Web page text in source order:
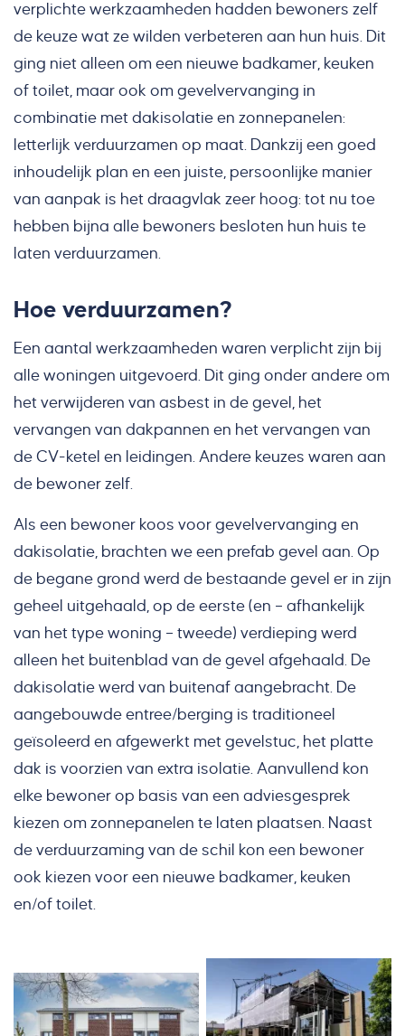
verplichte werkzaamheden hadden bewoners zelf
de keuze wat ze wilden verbeteren aan hun huis. Dit
ging niet alleen om een nieuwe badkamer, keuken
of toilet, maar ook om gevelvervanging in
combinatie met dakisolatie en zonnepanelen:
letterlijk verduurzamen op maat. Dankzij een goed
inhoudelijk plan en een juiste, persoonlijke manier
van aanpak is het draagvlak zeer hoog: tot nu toe
hebben bijna alle bewoners besloten hun huis te
laten verduurzamen.
Hoe verduurzamen?
Een aantal werkzaamheden waren verplicht zijn bij
alle woningen uitgevoerd. Dit ging onder andere om
het verwijderen van asbest in de gevel, het
vervangen van dakpannen en het vervangen van
de CV-ketel en leidingen. Andere keuzes waren aan
de bewoner zelf.
Als een bewoner koos voor gevelvervanging en
dakisolatie, brachten we een prefab gevel aan. Op
de begane grond werd de bestaande gevel er in zijn
geheel uitgehaald, op de eerste (en – afhankelijk
van het type woning – tweede) verdieping werd
alleen het buitenblad van de gevel afgehaald. De
dakisolatie werd van buitenaf aangebracht. De
aangebouwde entree/berging is traditioneel
geïsoleerd en afgewerkt met gevelstuc, het platte
dak is voorzien van extra isolatie. Aanvullend kon
elke bewoner op basis van een adviesgesprek
kiezen om zonnepanelen te laten plaatsen. Naast
de verduurzaming van de schil kon een bewoner
ook kiezen voor een nieuwe badkamer, keuken
en/of toilet.